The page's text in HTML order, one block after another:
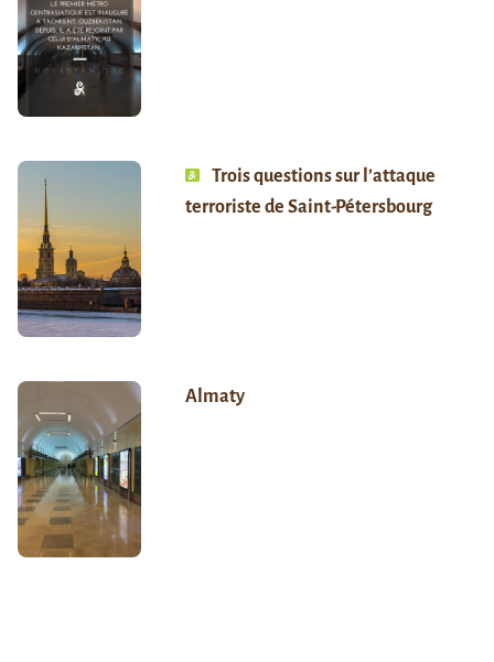
Trois questions sur l’attaque
terroriste de Saint-Pétersbourg
Almaty